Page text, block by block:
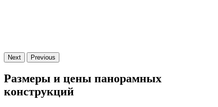
Next Previous
Размеры и цены панорамных
конструкций